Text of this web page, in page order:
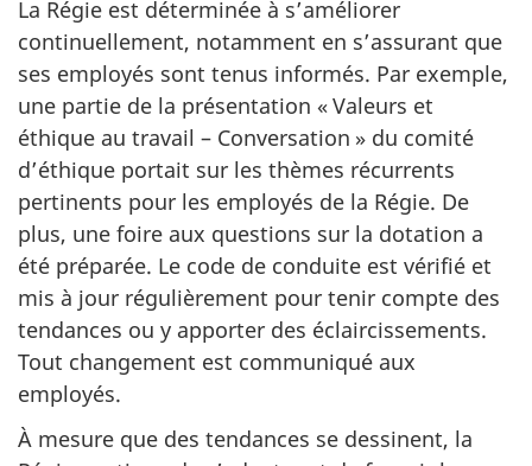
La Régie est déterminée à s’améliorer
continuellement, notamment en s’assurant que
ses employés sont tenus informés. Par exemple,
une partie de la présentation « Valeurs et
éthique au travail – Conversation » du comité
d’éthique portait sur les thèmes récurrents
pertinents pour les employés de la Régie. De
plus, une foire aux questions sur la dotation a
été préparée. Le code de conduite est vérifié et
mis à jour régulièrement pour tenir compte des
tendances ou y apporter des éclaircissements.
Tout changement est communiqué aux
employés.
À mesure que des tendances se dessinent, la